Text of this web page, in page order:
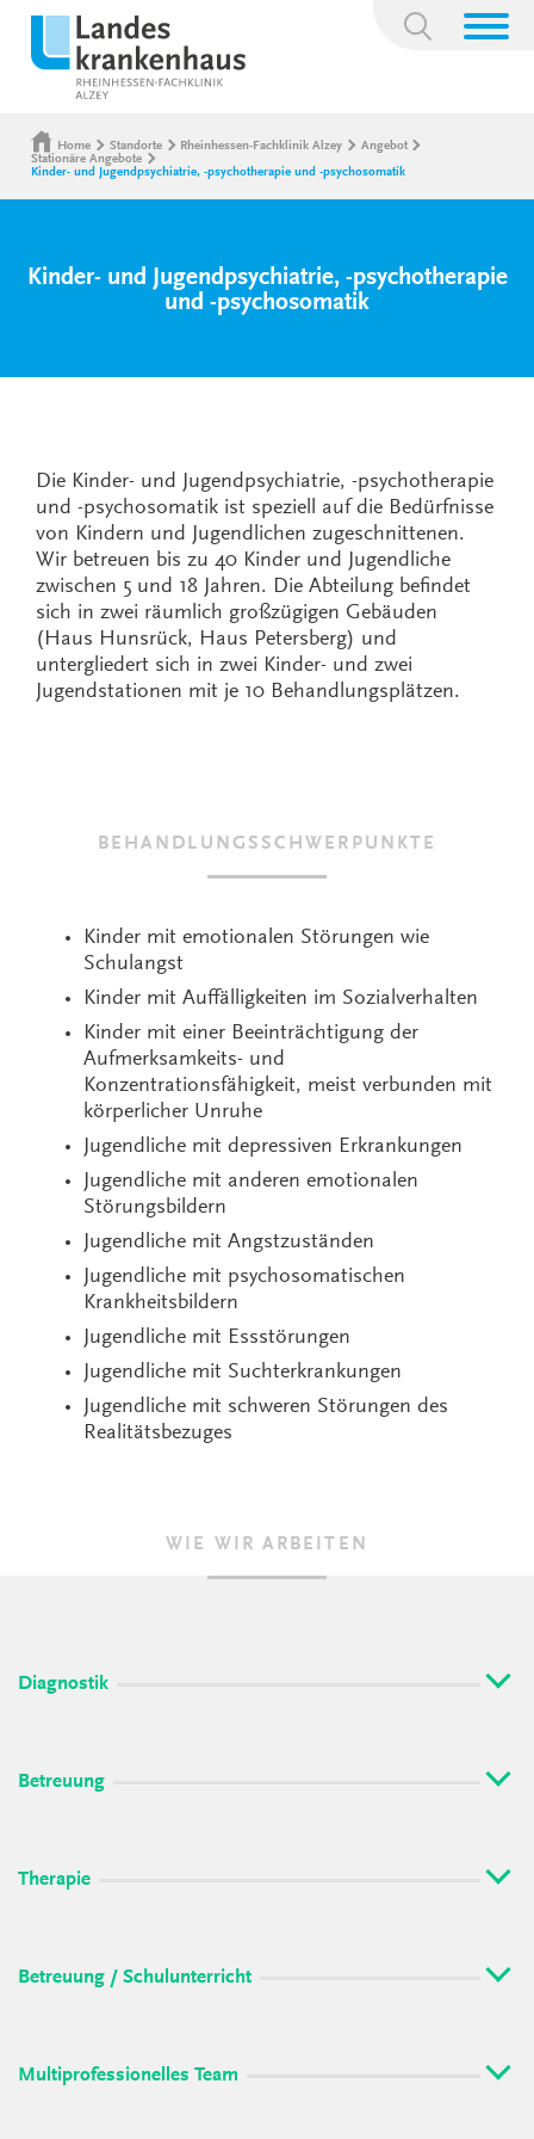
Suchbegriff:
Home Standorte Rheinhessen-Fachklinik Alzey
Angebot
Stationäre Angebote
Kinder- und Jugendpsychiatrie, -psychotherapie und -psychosomatik
Kinder- und Jugendpsychiatrie, -psychotherapie
und -psychosomatik
Die Kinder- und Jugendpsychiatrie, -psychotherapie
und -psychosomatik ist speziell auf die Bedürfnisse
von Kindern und Jugendlichen zugeschnittenen.
Wir betreuen bis zu 40 Kinder und Jugendliche
zwischen 5 und 18 Jahren. Die Abteilung befindet
sich in zwei räumlich großzügigen Gebäuden
(Haus Hunsrück, Haus Petersberg) und
untergliedert sich in zwei Kinder- und zwei
Jugendstationen mit je 10 Behandlungsplätzen.
BEHANDLUNGSSCHWERPUNKTE
Kinder mit emotionalen Störungen wie
Schulangst
Kinder mit Auffälligkeiten im Sozialverhalten
Kinder mit einer Beeinträchtigung der
Aufmerksamkeits- und
Konzentrationsfähigkeit, meist verbunden mit
körperlicher Unruhe
Jugendliche mit depressiven Erkrankungen
Jugendliche mit anderen emotionalen
Störungsbildern
Jugendliche mit Angstzuständen
Jugendliche mit psychosomatischen
Krankheitsbildern
Jugendliche mit Essstörungen
Jugendliche mit Suchterkrankungen
Jugendliche mit schweren Störungen des
Realitätsbezuges
WIE WIR ARBEITEN
Diagnostik
Betreuung
Therapie
Betreuung / Schulunterricht
Multiprofessionelles Team